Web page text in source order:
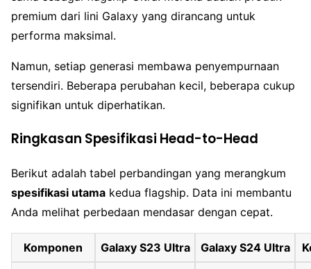
premium dari lini Galaxy yang dirancang untuk
performa maksimal.
Namun, setiap generasi membawa penyempurnaan
tersendiri. Beberapa perubahan kecil, beberapa cukup
signifikan untuk diperhatikan.
Ringkasan Spesifikasi Head-to-Head
Berikut adalah tabel perbandingan yang merangkum
spesifikasi utama kedua flagship. Data ini membantu
Anda melihat perbedaan mendasar dengan cepat.
Komponen Galaxy S23 Ultra Galaxy S24 Ultra